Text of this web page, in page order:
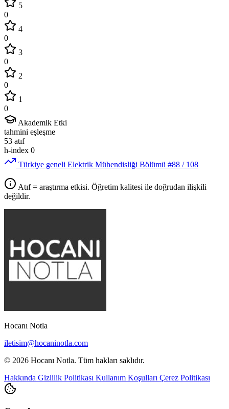
5
0
4
0
3
0
2
0
1
0
Akademik Etki
tahmini eşleşme
53 atıf
h-index 0
Türkiye geneli Elektrik Mühendisliği Bölümü #88 / 108
Atıf = araştırma etkisi. Öğretim kalitesi ile doğrudan ilişkili
değildir.
Hocanı Notla
iletisim@hocaninotla.com
© 2026 Hocanı Notla. Tüm hakları saklıdır.
Hakkında Gizlilik Politikası Kullanım Koşulları Çerez Politikası